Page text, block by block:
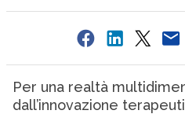
Per una realtà
dall’innovazione